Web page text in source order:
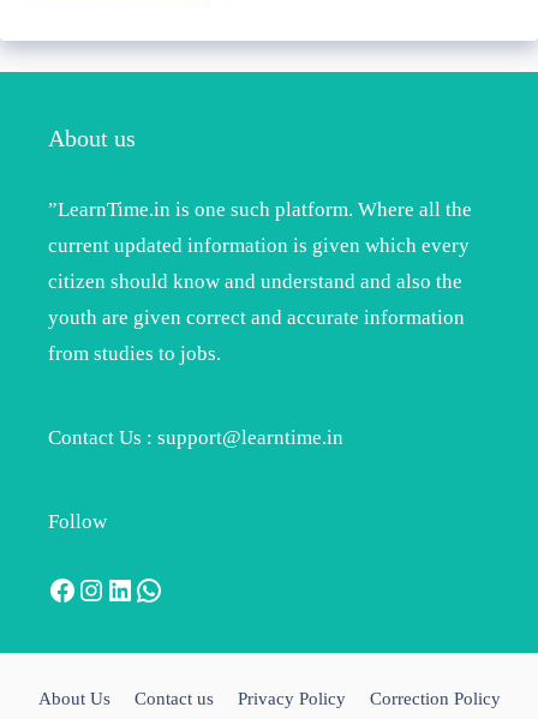
About us
”LearnTime.in is one such platform. Where all the
current updated information is given which every
citizen should know and understand and also the
youth are given correct and accurate information
from studies to jobs.
Contact Us : support@learntime.in
Follow
Facebook
Instagram
LinkedIn
WhatsApp
About Us Contact us Privacy Policy Correction Policy